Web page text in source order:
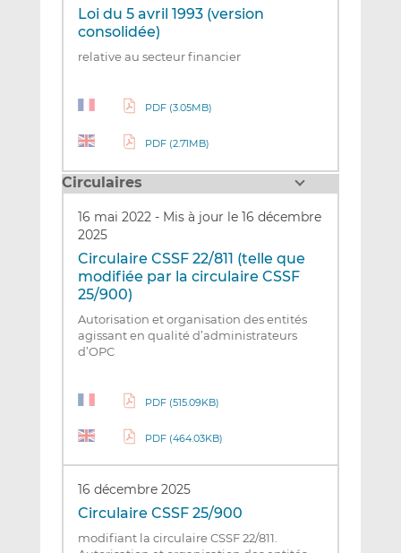
Loi du 5 avril 1993 (version
consolidée)
relative au secteur financier
PDF (3.05MB)
PDF (2.71MB)
Circulaires
16 mai 2022 - Mis à jour le 16 décembre
2025
Circulaire CSSF 22/811 (telle que
modifiée par la circulaire CSSF
25/900)
Autorisation et organisation des entités
agissant en qualité d’administrateurs
d’OPC
PDF (515.09KB)
PDF (464.03KB)
16 décembre 2025
Circulaire CSSF 25/900
modifiant la circulaire CSSF 22/811.